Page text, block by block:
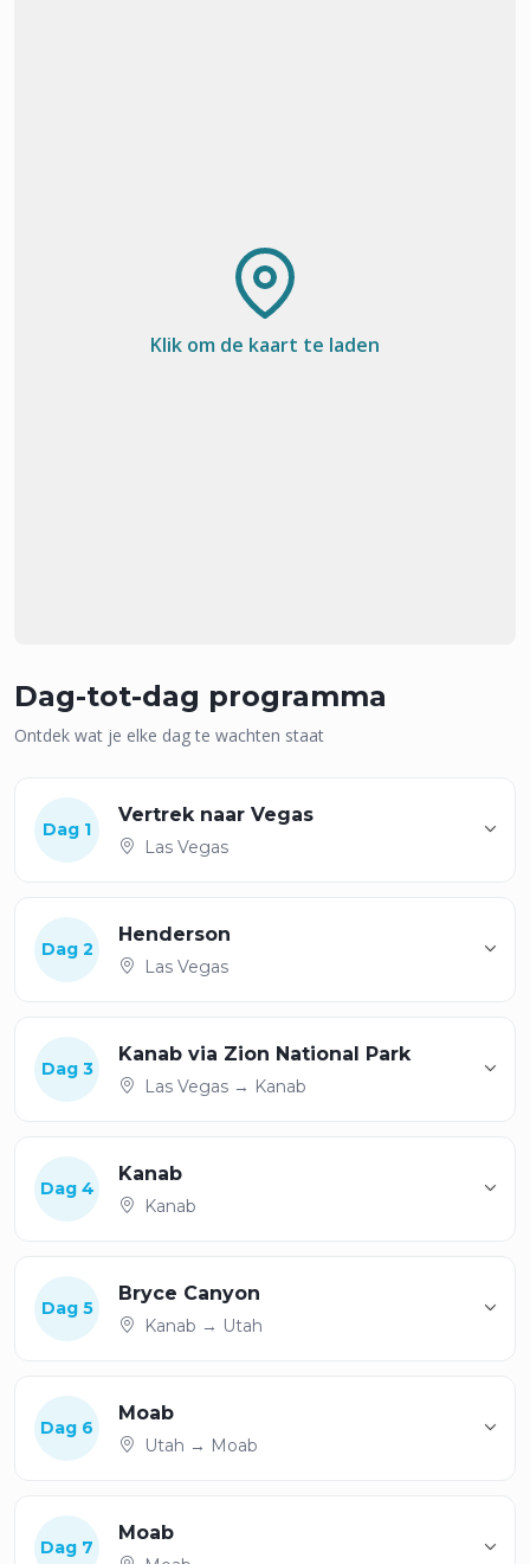
Klik om de kaart te laden
Dag-tot-dag programma
Ontdek wat je elke dag te wachten staat
Dag 1
Vertrek naar Vegas
Las Vegas
Dag 2
Henderson
Las Vegas
Dag 3
Kanab via Zion National Park
Las Vegas → Kanab
Dag 4
Kanab
Kanab
Dag 5
Bryce Canyon
Kanab → Utah
Dag 6
Moab
Utah → Moab
Dag 7
Moab